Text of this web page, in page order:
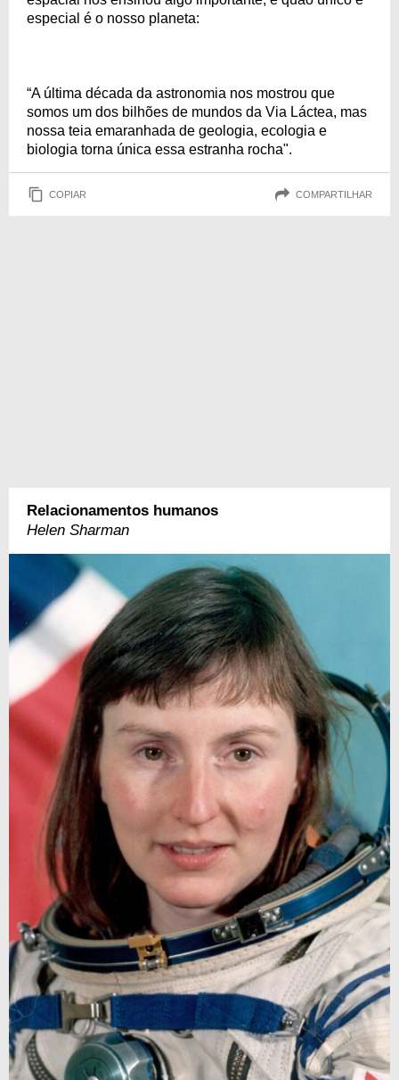
especial é o nosso planeta:
“A última década da astronomia nos mostrou que
somos um dos bilhões de mundos da Via Láctea, mas
nossa teia emaranhada de geologia, ecologia e
biologia torna única essa estranha rocha".
COPIAR COMPARTILHAR
Relacionamentos humanos
Helen Sharman